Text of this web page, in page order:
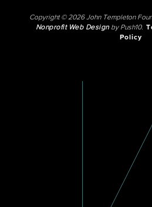
Copyright © 2026 John Templeton
Nonprofit Web Designby Push10.
Policy